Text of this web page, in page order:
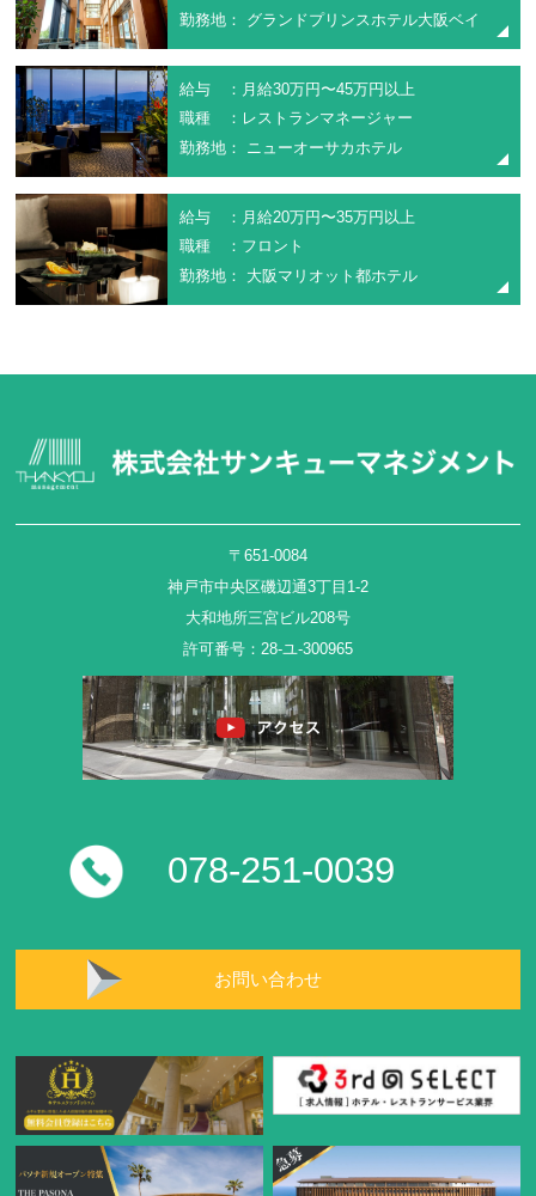
勤務地： グランドプリンスホテル大阪ベイ
給与 ：月給30万円〜45万円以上
職種 ：レストランマネージャー
勤務地： ニューオーサカホテル
給与 ：月給20万円〜35万円以上
職種 ：フロント
勤務地： 大阪マリオット都ホテル
〒651-0084
神戸市中央区磯辺通3丁目1-2
大和地所三宮ビル208号
許可番号：28-ユ-300965
078-251-0039
お問い合わせ